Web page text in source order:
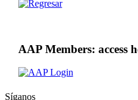
AAP Members: access
Síganos